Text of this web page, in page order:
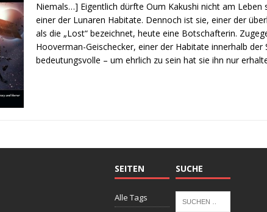
Niemals…] Eigentlich dürfte Oum Kakushi nicht am Leben
einer der Lunaren Habitate. Dennoch ist sie, einer der
als die „Lost“ bezeichnet, heute eine Botschafterin.
Hooverman-Geischecker, einer der Habitate innerhalb der
bedeutungsvolle – um ehrlich zu sein hat sie ihn nur
SEITEN
Alle Tags
SUCHE